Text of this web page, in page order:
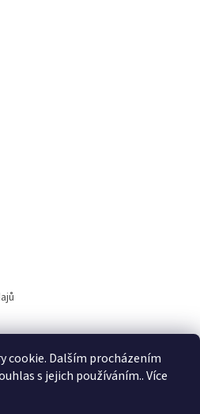
cookie. Dalším procházením
s jejich používáním.. Více
404notfound.cz